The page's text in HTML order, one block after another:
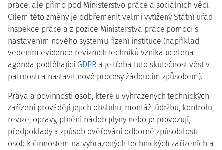
práce, ale přímo pod Ministerstvo práce a sociálních věcí.
Cílem této změny je odbřemenit velmi vytížený Státní úřad
inspekce práce a z pozice Ministerstva práce pomoci s
nastavením nového systému řízení instituce (například
vedením evidence revizních techniků vzniká ucelená
agenda podléhající GDPR a je třeba tuto skutečnost vést v
patrnosti a nastavit nové procesy žádoucím způsobem).
Práva a povinnosti osob, které u vyhrazených technických
zařízení provádějí jejich obsluhu, montáž, údržbu, kontrolu,
revize, opravy, plnění nádob plyny nebo je provozují,
předpoklady a způsob ověřování odborné způsobilosti
osob k činnostem na vyhrazených technických zařízeních a